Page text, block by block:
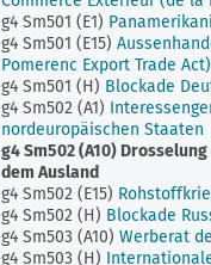
g4 Sm501 (E1)
g4 Sm501 (E15)
Pomerenc Export Trade Act)
g4 Sm501 (H) Blockade
g4 Sm502 (A1)
nordeuropäischen Staaten
g4 Sm502 (A10)
dem Ausland
g4 Sm502 (E15)
g4 Sm502 (H) Blockade
g4 Sm503 (A10) Werberat
g4 Sm503 (H)